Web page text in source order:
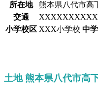
所在地
熊本県八代市高
交通
小学校区 XXX小学校 中
土地 熊本県八代市高